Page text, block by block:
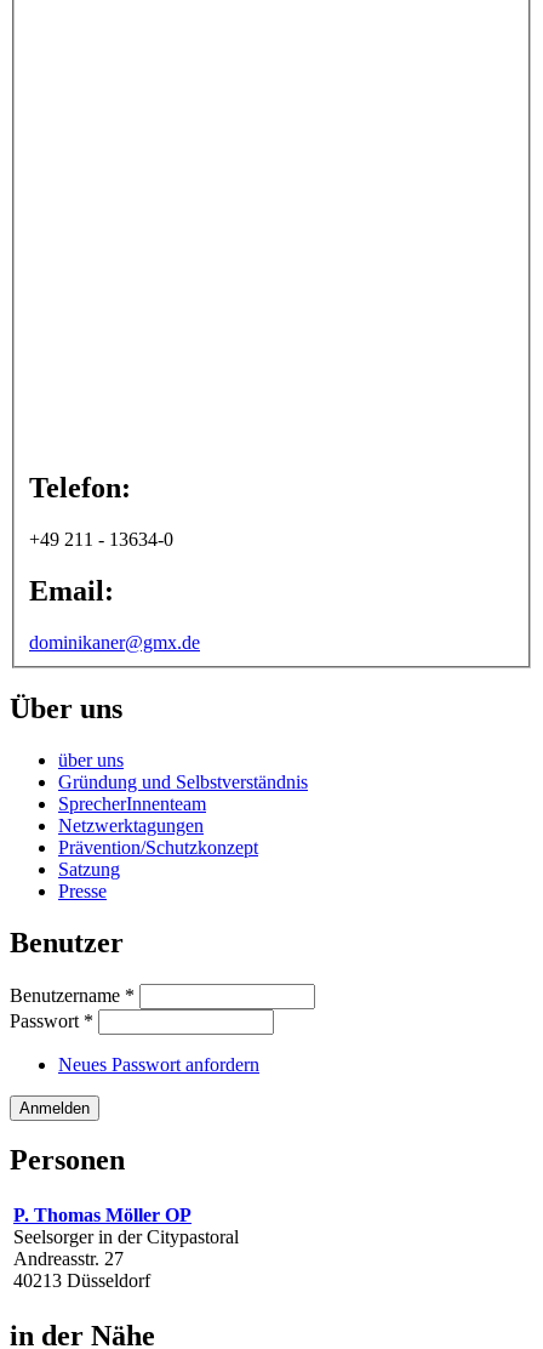
Telefon:
+49 211 - 13634-0
Email:
dominikaner@gmx.de
Über uns
über uns
Gründung und Selbstverständnis
SprecherInnenteam
Netzwerktagungen
Prävention/Schutzkonzept
Satzung
Presse
Benutzer
Benutzername *
Passwort *
Neues Passwort anfordern
Personen
P. Thomas Möller OP
Seelsorger in der Citypastoral
Andreasstr. 27
40213 Düsseldorf
in der Nähe